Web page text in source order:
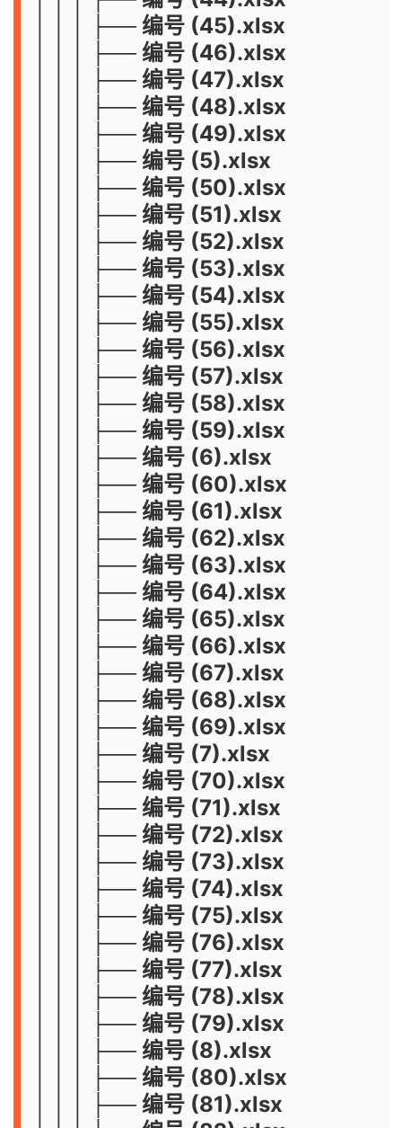
│ │ │ ├── 编号 (45).xlsx
│ │ │ ├── 编号 (46).xlsx
│ │ │ ├── 编号 (47).xlsx
│ │ │ ├── 编号 (48).xlsx
│ │ │ ├── 编号 (49).xlsx
│ │ │ ├── 编号 (5).xlsx
│ │ │ ├── 编号 (50).xlsx
│ │ │ ├── 编号 (51).xlsx
│ │ │ ├── 编号 (52).xlsx
│ │ │ ├── 编号 (53).xlsx
│ │ │ ├── 编号 (54).xlsx
│ │ │ ├── 编号 (55).xlsx
│ │ │ ├── 编号 (56).xlsx
│ │ │ ├── 编号 (57).xlsx
│ │ │ ├── 编号 (58).xlsx
│ │ │ ├── 编号 (59).xlsx
│ │ │ ├── 编号 (6).xlsx
│ │ │ ├── 编号 (60).xlsx
│ │ │ ├── 编号 (61).xlsx
│ │ │ ├── 编号 (62).xlsx
│ │ │ ├── 编号 (63).xlsx
│ │ │ ├── 编号 (64).xlsx
│ │ │ ├── 编号 (65).xlsx
│ │ │ ├── 编号 (66).xlsx
│ │ │ ├── 编号 (67).xlsx
│ │ │ ├── 编号 (68).xlsx
│ │ │ ├── 编号 (69).xlsx
│ │ │ ├── 编号 (7).xlsx
│ │ │ ├── 编号 (70).xlsx
│ │ │ ├── 编号 (71).xlsx
│ │ │ ├── 编号 (72).xlsx
│ │ │ ├── 编号 (73).xlsx
│ │ │ ├── 编号 (74).xlsx
│ │ │ ├── 编号 (75).xlsx
│ │ │ ├── 编号 (76).xlsx
│ │ │ ├── 编号 (77).xlsx
│ │ │ ├── 编号 (78).xlsx
│ │ │ ├── 编号 (79).xlsx
│ │ │ ├── 编号 (8).xlsx
│ │ │ ├── 编号 (80).xlsx
│ │ │ ├── 编号 (81).xlsx